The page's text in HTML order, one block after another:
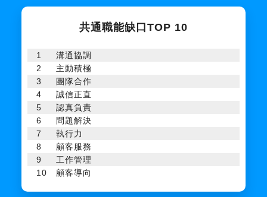
共通職能缺口TOP 10
1
溝通協調
2
主動積極
3
團隊合作
4
誠信正直
5
認真負責
6
問題解決
7
執行力
8
顧客服務
9
工作管理
10
顧客導向